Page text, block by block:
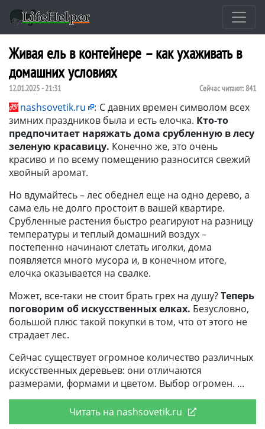
Живая ель в контейнере – как ухаживать в
домашних условиях
12.01.2025 - 21:31 Сейчас читают: 841
nashsovetik.ru : С давних времен символом всех
зимних праздников была и есть елочка. Кто-то
предпочитает наряжать дома срубленную в лесу
зеленую красавицу. Конечно же, это очень
красиво и по всему помещению разносится свежий
хвойный аромат.
Но вдумайтесь – лес обеднел еще на одно дерево, а
сама ель не долго простоит в вашей квартире.
Срубленные растения быстро реагируют на разницу
температуры и теплый домашний воздух –
постепенно начинают слетать иголки, дома
появляется много мусора и, в конечном итоге,
елочка оказывается на свалке.
Может, все-таки не стоит брать грех на душу?Теперь
поговорим об искусственных елках. Безусловно,
большой плюс такой покупки в том, что от этого не
страдает лес.
Сейчас существует огромное количество различных
искусственных деревьев: они отличаются
размерами, формами и цветом. Выбор огромен.
Читать на nashsovetik.ru